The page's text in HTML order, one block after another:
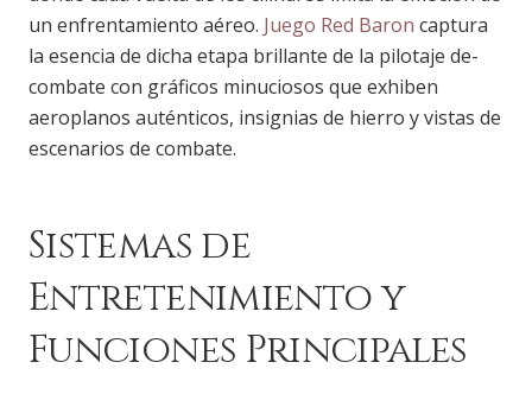
un enfrentamiento aéreo. Juego Red Baron captura
la esencia de dicha etapa brillante de la pilotaje de-
combate con gráficos minuciosos que exhiben
aeroplanos auténticos, insignias de hierro y vistas de
escenarios de combate.
Sistemas de
Entretenimiento y
Funciones Principales